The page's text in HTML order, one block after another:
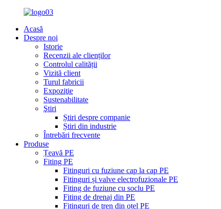
Acasă
Despre noi
Istorie
Recenzii ale clienților
Controlul calității
Vizită client
Turul fabricii
Expoziţie
Sustenabilitate
Ştiri
Știri despre companie
Știri din industrie
Întrebări frecvente
Produse
Țeavă PE
Fiting PE
Fitinguri cu fuziune cap la cap PE
Fitinguri și valve electrofuzionale PE
Fiting de fuziune cu soclu PE
Fiting de drenaj din PE
Fitinguri de tren din oțel PE